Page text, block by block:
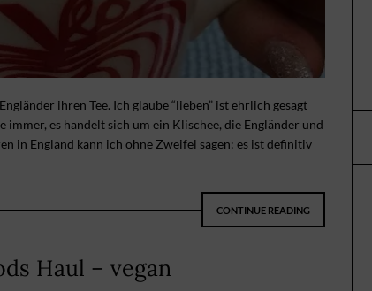
ihren Tee. Ich glaube “lieben” ist ehrlich gesagt
immer, es handelt sich um ein Klischee, die Engländer und
in England kann ich ohne Zweifel sagen: es ist definitiv
CONTINUE READING
Haul – vegan